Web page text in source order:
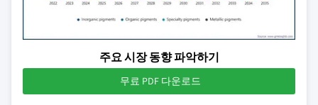
주요 시장 동향 파악하기
무료 PDF 다운로드